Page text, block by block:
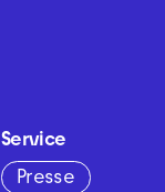
Service
Presse